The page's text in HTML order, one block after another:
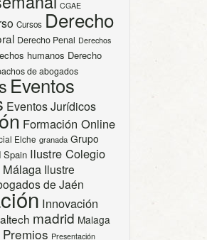
CGAE
Cursos Derecho
Derecho Penal Derechos
humanos Derecho
de abogados
Eventos
Eventos Jurídicos
Formación Online
Elche granada Grupo
Spain Ilustre Colegio
Ilustre
de Jaén
Innovación
madrid Malaga
Premios Presentación